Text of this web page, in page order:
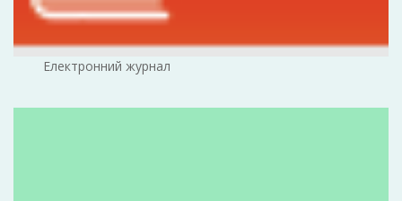
Електронний журнал